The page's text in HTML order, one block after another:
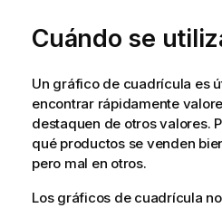
Cuándo se
Un gráfico de cuadrícula es
encontrar rápidamente
destaquen de otros valores.
qué productos se venden
pero mal en otros.
Los gráficos de cuadrícula